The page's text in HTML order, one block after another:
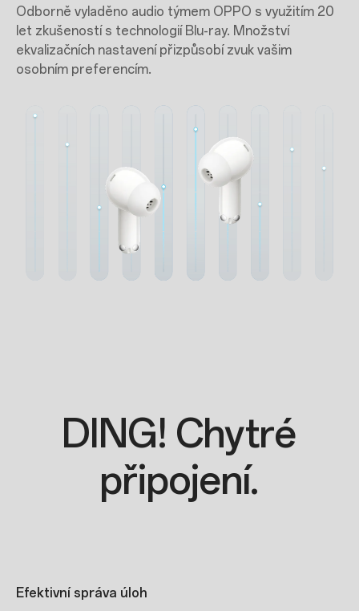
Odborně vyladěno audio týmem OPPO s využitím 20
let zkušeností s technologií Blu-ray. Množství
ekvalizačních nastavení přizpůsobí zvuk vašim
osobním preferencím.
DING! Chytré
připojení.
Efektivní správa úloh